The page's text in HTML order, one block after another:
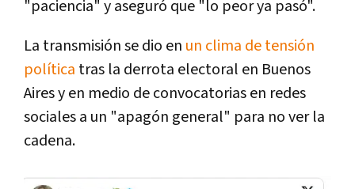
"paciencia" y aseguró que "lo peor ya pasó".
La transmisión se dio en un clima de tensión
política tras la derrota electoral en Buenos
Aires y en medio de convocatorias en redes
sociales a un "apagón general" para no ver la
cadena.